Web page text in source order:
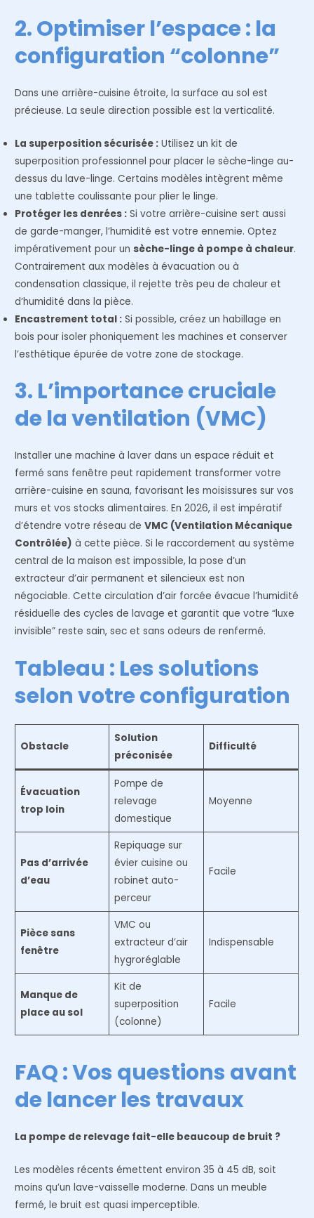
2. Optimiser l’espace : la
configuration “colonne”
Dans une arrière-cuisine étroite, la surface au sol est
précieuse. La seule direction possible est la verticalité.
La superposition sécurisée : Utilisez un kit de
superposition professionnel pour placer le sèche-linge au-
dessus du lave-linge. Certains modèles intègrent même
une tablette coulissante pour plier le linge.
Protéger les denrées : Si votre arrière-cuisine sert aussi
de garde-manger, l’humidité est votre ennemie. Optez
impérativement pour unsèche-linge à pompe à chaleur.
Contrairement aux modèles à évacuation ou à
condensation classique, il rejette très peu de chaleur et
d’humidité dans la pièce.
Encastrement total : Si possible, créez un habillage en
bois pour isoler phoniquement les machines et conserver
l’esthétique épurée de votre zone de stockage.
3. L’importance cruciale
de la ventilation (VMC)
Installer une machine à laver dans un espace réduit et
fermé sans fenêtre peut rapidement transformer votre
arrière-cuisine en sauna, favorisant les moisissures sur vos
murs et vos stocks alimentaires. En 2026, il est impératif
d’étendre votre réseau deVMC (Ventilation Mécanique
Contrôlée) à cette pièce. Si le raccordement au système
central de la maison est impossible, la pose d’un
extracteur d’air permanent et silencieux est non
négociable. Cette circulation d’air forcée évacue l’humidité
résiduelle des cycles de lavage et garantit que votre “luxe
invisible” reste sain, sec et sans odeurs de renfermé.
Tableau : Les solutions
selon votre configuration
Obstacle
Solution
préconisée
Difficulté
Évacuation
trop loin
Pompe de
relevage
domestique
Moyenne
Pas d’arrivée
d’eau
Repiquage sur
évier cuisine ou
robinet auto-
perceur
Facile
Pièce sans
fenêtre
VMC ou
extracteur d’air
hygroréglable
Indispensable
Manque de
place au sol
Kit de
superposition
(colonne)
Facile
FAQ : Vos questions avant
de lancer les travaux
La pompe de relevage fait-elle beaucoup de bruit ?
Les modèles récents émettent environ 35 à 45 dB, soit
moins qu’un lave-vaisselle moderne. Dans un meuble
fermé, le bruit est quasi imperceptible.